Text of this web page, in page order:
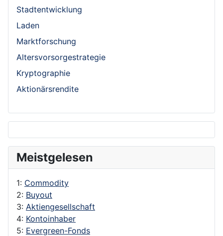
Stadtentwicklung
Laden
Marktforschung
Altersvorsorgestrategie
Kryptographie
Aktionärsrendite
Meistgelesen
1: Commodity
2: Buyout
3: Aktiengesellschaft
4: Kontoinhaber
5: Evergreen-Fonds